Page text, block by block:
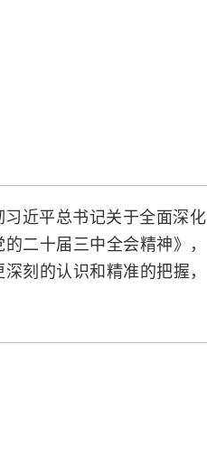
近平总书记关于全面深化
二十届三中全会精神》，
刻的认识和精准的把握，